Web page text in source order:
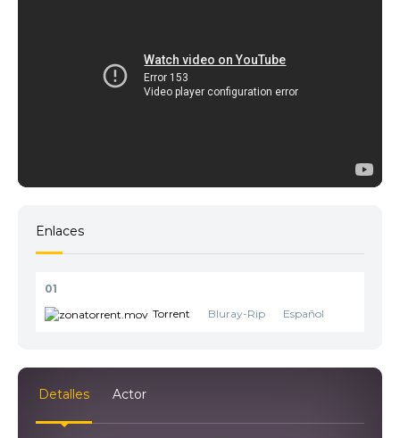
Enlaces
01
Torrent
Bluray-Rip Español
Detalles Actor